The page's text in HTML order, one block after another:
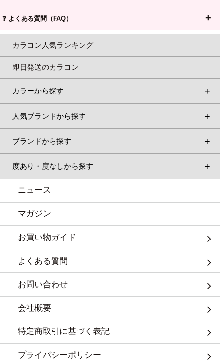
❓ よくある質問（FAQ）
カラコン人気ランキング
即日発送のカラコン
カラーから探す
人気ブランドから探す
ブランドから探す
度あり・度なしから探す
ニュース
マガジン
お買い物ガイド
よくある質問
お問い合わせ
会社概要
特定商取引に基づく表記
プライバシーポリシー